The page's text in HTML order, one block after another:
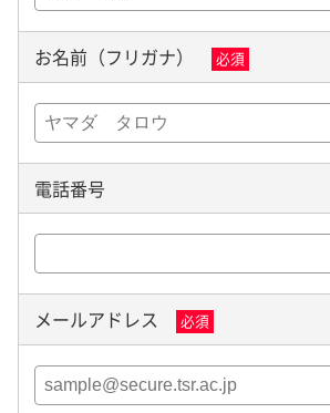
お名前（フリガナ） 必須
電話番号
メールアドレス 必須